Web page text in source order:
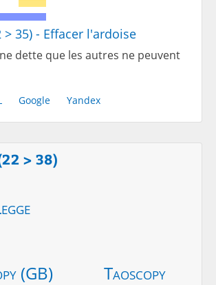
> 35) - Effacer l'ardoise
dette que les autres ne peuvent
Google Yandex
> 38)
(GB) Taoscopy